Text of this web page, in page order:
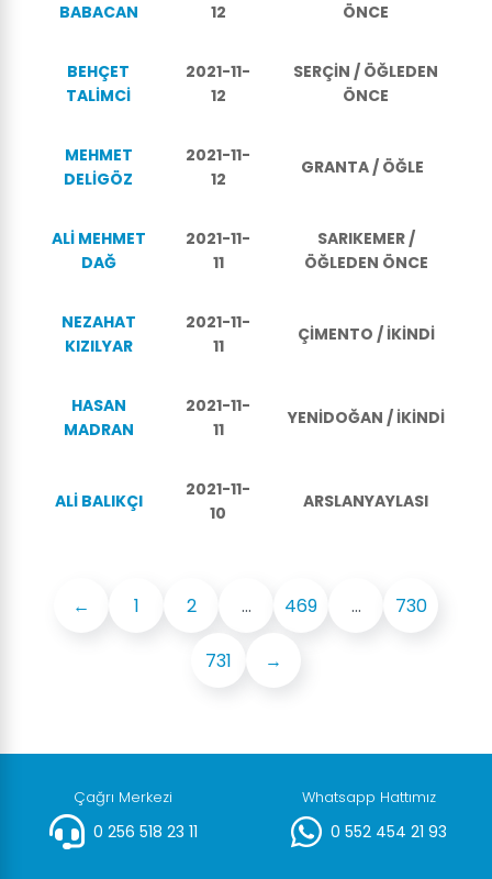
BABACAN
12
ÖNCE
BEHÇET
TALİMCİ
2021-11-
12
SERÇİN / ÖĞLEDEN
ÖNCE
MEHMET
DELİGÖZ
2021-11-
12
GRANTA / ÖĞLE
ALİ MEHMET
DAĞ
2021-11-
11
SARIKEMER /
ÖĞLEDEN ÖNCE
NEZAHAT
KIZILYAR
2021-11-
11
ÇİMENTO / İKİNDİ
HASAN
MADRAN
2021-11-
11
YENİDOĞAN / İKİNDİ
ALİ BALIKÇI
2021-11-
10
ARSLANYAYLASI
← 1 2 ... 469 ... 730
731 →
Çağrı Merkezi
0 256 518 23 11
Whatsapp Hattımız
0 552 454 21 93